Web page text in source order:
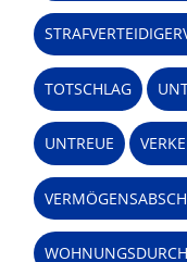
TOTSCHLAG
UNTREUE